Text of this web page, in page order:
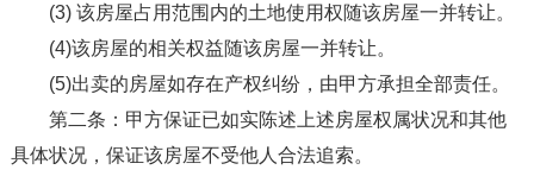
(3) 该房屋占用范围内的土地使用权随该房屋一并转让。
(4)该房屋的相关权益随该房屋一并转让。
(5)出卖的房屋如存在产权纠纷，由甲方承担全部责任。
第二条：甲方保证已如实陈述上述房屋权属状况和其他
具体状况，保证该房屋不受他人合法追索。